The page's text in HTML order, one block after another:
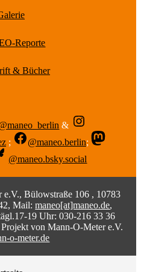
Reporte
& Bücher
&
; @maneo.berlin;
@maneo.bsky.social
Bülowstraße 106 , 10783
Mail:maneo[at]maneo.de,
19 Uhr: 030-216 33 36
von Mann-O-Meter e.V.
o-meter.de